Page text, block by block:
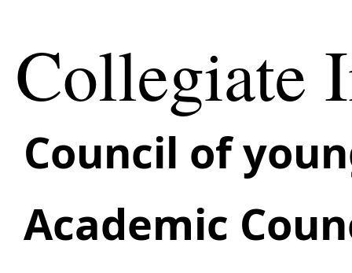
Collegiate
Council of
Academic